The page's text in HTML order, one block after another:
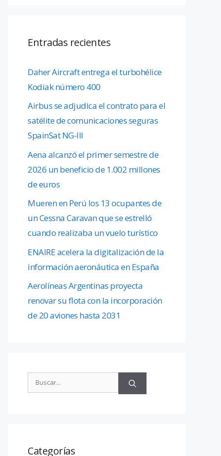
Entradas recientes
Daher Aircraft entrega el turbohélice
Kodiak número 400
Airbus se adjudica el contrato para el
satélite de comunicaciones seguras
SpainSat NG-III
Aena alcanzó el primer semestre de
2026 un beneficio de 1.002 millones
de euros
Mueren en Perú los 13 ocupantes de
un Cessna Caravan que se estrelló
cuando realizaba un vuelo turístico
ENAIRE acelera la digitalización de la
información aeronáutica en España
Aerolíneas Argentinas proyecta
renovar su flota con la incorporación
de 20 aviones hasta 2031
Categorías